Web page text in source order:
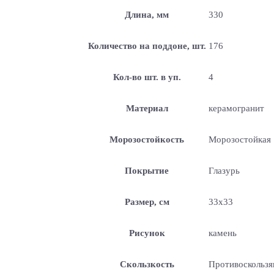
Длина, мм 330
Количество на поддоне, шт. 176
Кол-во шт. в уп. 4
Материал керамогранит
Морозостойкость Морозостойкая
Покрытие Глазурь
Размер, см 33х33
Рисунок камень
Скользкость